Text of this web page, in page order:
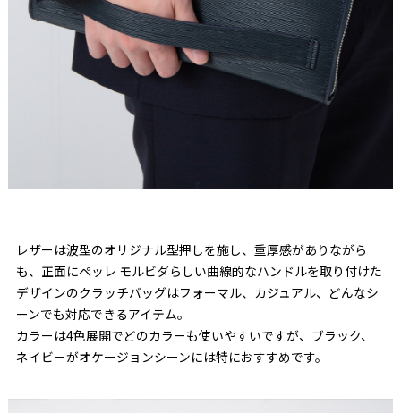
レザーは波型のオリジナル型押しを施し、重厚感がありながら
も、正面にペッレ モルビダらしい曲線的なハンドルを取り付けた
デザインのクラッチバッグはフォーマル、カジュアル、どんなシ
ーンでも対応できるアイテム。
カラーは4色展開でどのカラーも使いやすいですが、ブラック、
ネイビーがオケージョンシーンには特におすすめです。